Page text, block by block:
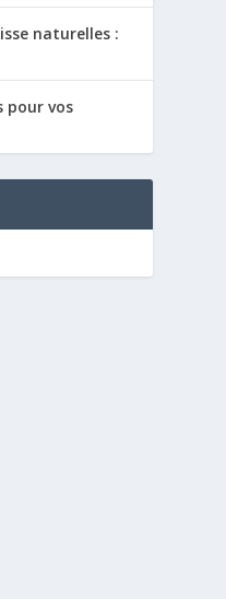
naturelles :
pour vos